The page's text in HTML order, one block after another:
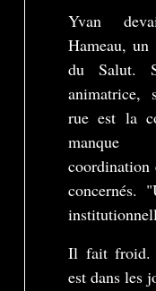
Yvan
Hameau, un
du Salut.
animatrice,
rue est la
coordination
concernés.
Il fait froid.
est dans les